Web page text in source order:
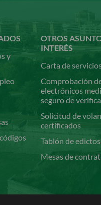
y
OTROS
INTERÉS
Carta de
Comprobación
electrónicos
seguro de
Solicitud de
certificados
Tablón de
Mesas de